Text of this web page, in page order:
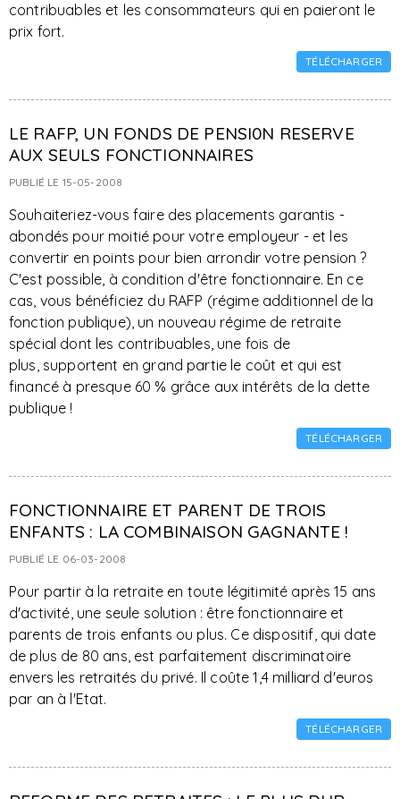
contribuables et les consommateurs qui en paieront le
prix fort.
TÉLÉCHARGER
LE RAFP, UN FONDS DE PENSI0N RESERVE
AUX SEULS FONCTIONNAIRES
PUBLIÉ LE 15-05-2008
Souhaiteriez-vous faire des placements garantis -
abondés pour moitié pour votre employeur - et les
convertir en points pour bien arrondir votre pension ?
C'est possible, à condition d'être fonctionnaire. En ce
cas, vous bénéficiez du RAFP (régime additionnel de la
fonction publique), un nouveau régime de retraite
spécial dont les contribuables, une fois de
plus, supportent en grand partie le coût et qui est
financé à presque 60 % grâce aux intérêts de la dette
publique !
TÉLÉCHARGER
FONCTIONNAIRE ET PARENT DE TROIS
ENFANTS : LA COMBINAISON GAGNANTE !
PUBLIÉ LE 06-03-2008
Pour partir à la retraite en toute légitimité après 15 ans
d'activité, une seule solution : être fonctionnaire et
parents de trois enfants ou plus. Ce dispositif, qui date
de plus de 80 ans, est parfaitement discriminatoire
envers les retraités du privé. Il coûte 1,4 milliard d'euros
par an à l'Etat.
TÉLÉCHARGER